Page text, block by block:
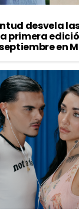
desvela
primera
en